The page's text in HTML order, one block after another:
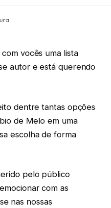
vocês uma lista
autor e está querendo
dentre tantas opções
de Melo em uma
escolha de forma
pelo público
com as
nas nossas